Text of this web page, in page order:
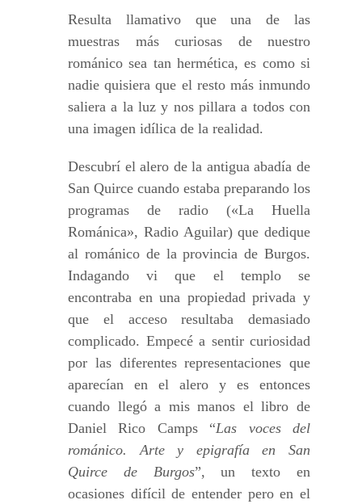
Resulta llamativo que una de las
muestras más curiosas de nuestro
románico sea tan hermética, es como si
nadie quisiera que el resto más inmundo
saliera a la luz y nos pillara a todos con
una imagen idílica de la realidad.
Descubrí el alero de la antigua abadía de
San Quirce cuando estaba preparando los
programas de radio («La Huella
Románica», Radio Aguilar) que dedique
al románico de la provincia de Burgos.
Indagando vi que el templo se
encontraba en una propiedad privada y
que el acceso resultaba demasiado
complicado. Empecé a sentir curiosidad
por las diferentes representaciones que
aparecían en el alero y es entonces
cuando llegó a mis manos el libro de
Daniel Rico Camps “Las voces del
románico. Arte y epigrafía en San
Quirce de Burgos”, un texto en
ocasiones difícil de entender pero en el